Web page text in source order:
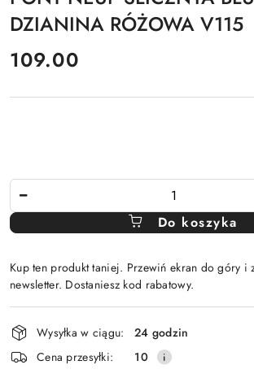
DZIANINA RÓŻOWA V115
cena:
109.00
Do koszyka
Kup ten produkt taniej. Przewiń ekran do góry i
newsletter. Dostaniesz kod rabatowy.
Dostępność
i
dostawa
Wysyłka w ciągu:
24 godzin
Cena przesyłki:
10